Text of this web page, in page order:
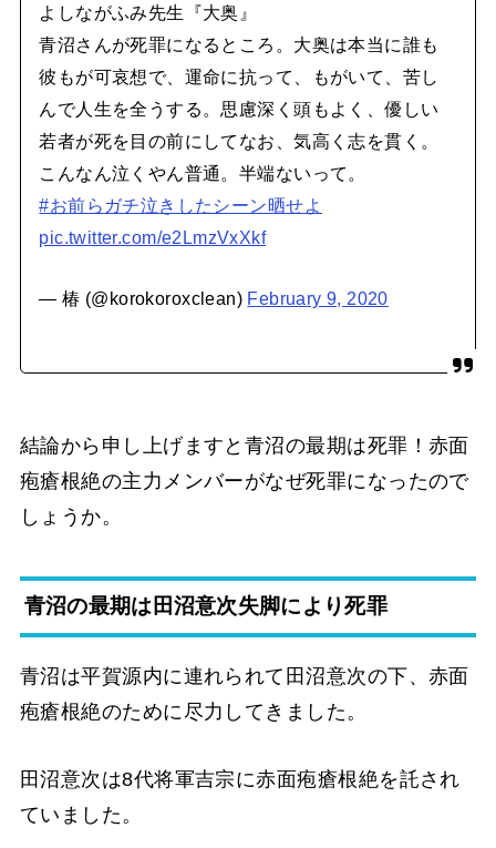
よしながふみ先生『大奥』
青沼さんが死罪になるところ。大奥は本当に誰も
彼もが可哀想で、運命に抗って、もがいて、苦し
んで人生を全うする。思慮深く頭もよく、優しい
若者が死を目の前にしてなお、気高く志を貫く。
こんなん泣くやん普通。半端ないって。
#お前らガチ泣きしたシーン晒せよ
pic.twitter.com/e2LmzVxXkf
— 椿 (@korokoroxclean) February 9, 2020
結論から申し上げますと青沼の最期は死罪！赤面
疱瘡根絶の主力メンバーがなぜ死罪になったので
しょうか。
青沼の最期は田沼意次失脚により死罪
青沼は平賀源内に連れられて田沼意次の下、赤面
疱瘡根絶のために尽力してきました。
田沼意次は8代将軍吉宗に赤面疱瘡根絶を託され
ていました。